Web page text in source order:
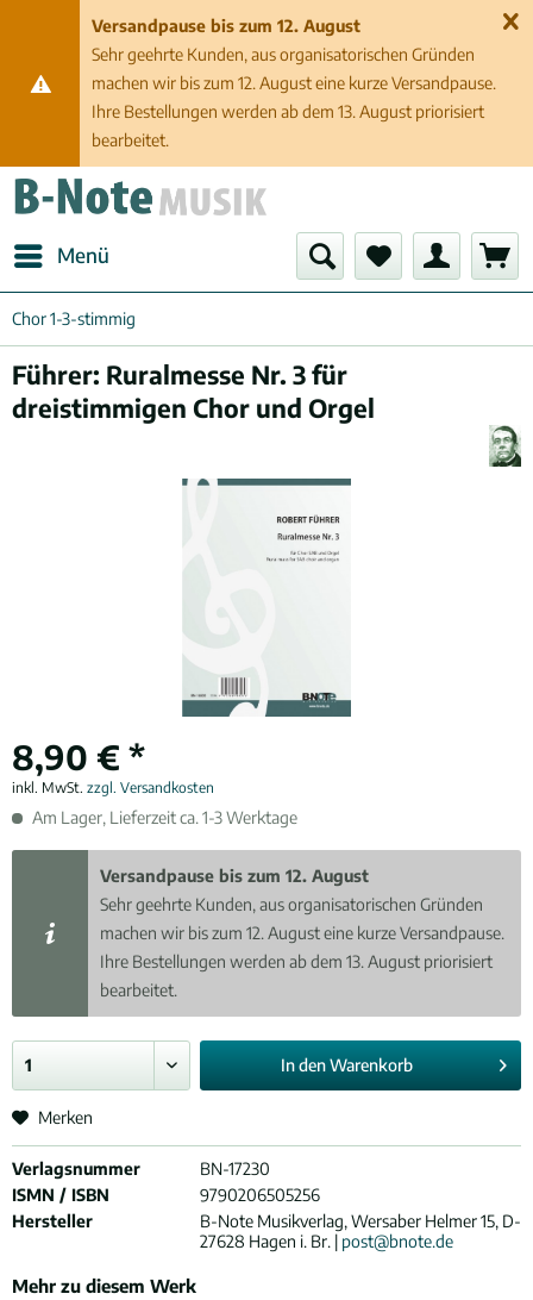
Versandpause bis zum 12. August
Sehr geehrte Kunden, aus organisatorischen Gründen
machen wir bis zum 12. August eine kurze Versandpause.
Ihre Bestellungen werden ab dem 13. August priorisiert
bearbeitet.
Menü
Chor 1-3-stimmig
Führer: Ruralmesse Nr. 3 für
dreistimmigen Chor und Orgel
8,90 € *
inkl. MwSt. zzgl. Versandkosten
Am Lager, Lieferzeit ca. 1-3 Werktage
Versandpause bis zum 12. August
Sehr geehrte Kunden, aus organisatorischen Gründen
machen wir bis zum 12. August eine kurze Versandpause.
Ihre Bestellungen werden ab dem 13. August priorisiert
bearbeitet.
In denWarenkorb
Merken
Verlagsnummer
BN-17230
ISMN / ISBN
9790206505256
Hersteller
B-Note Musikverlag, Wersaber Helmer 15, D-
27628 Hagen i. Br. | post@bnote.de
Mehr zu diesem Werk